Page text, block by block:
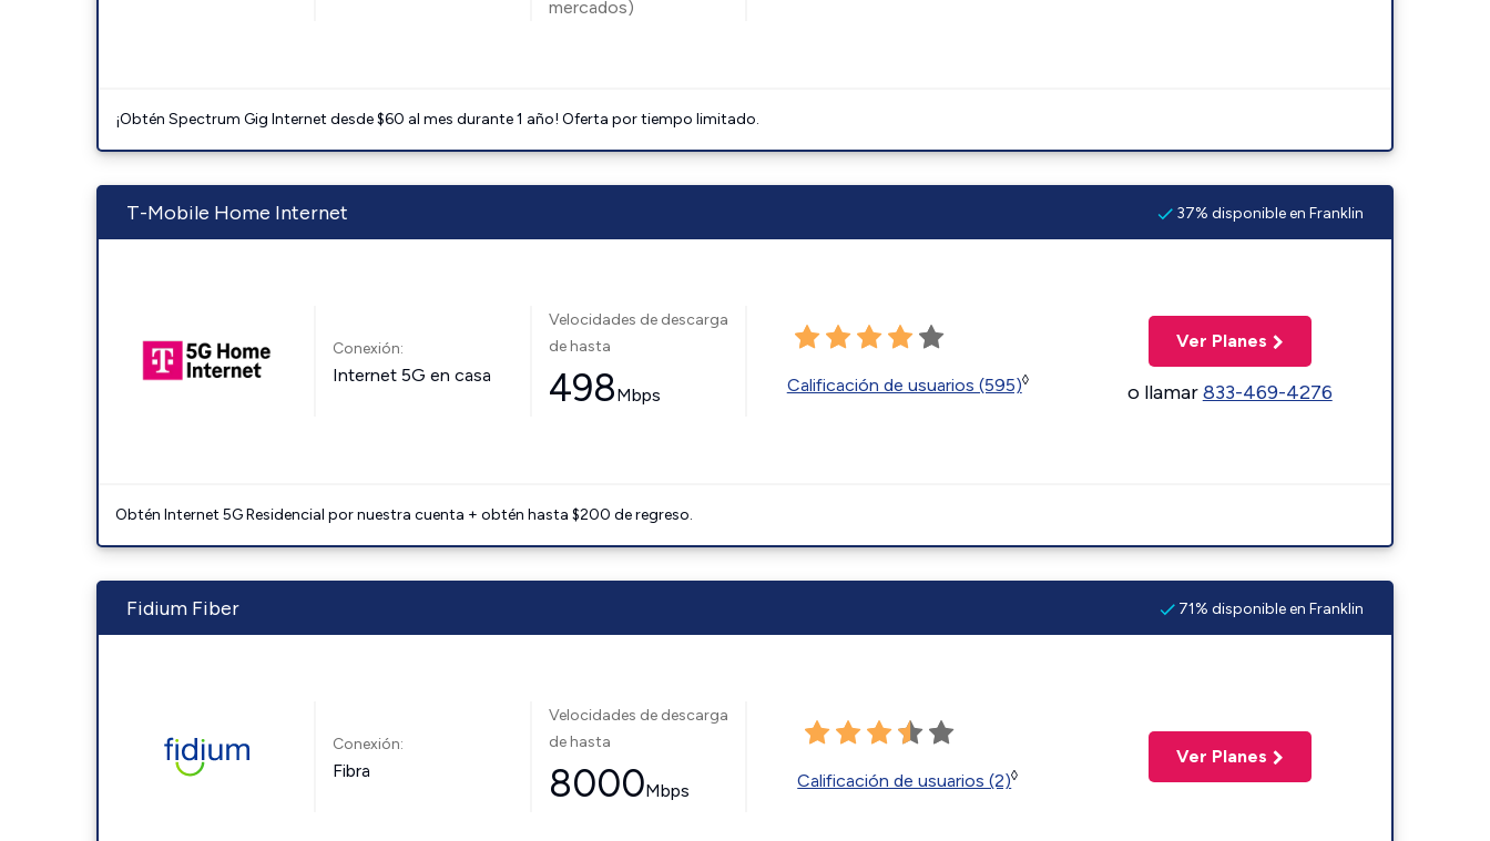
mercados)
¡Obtén Spectrum Gig Internet desde $60 al mes durante 1 año! Oferta por tiempo limitado.
T-Mobile Home Internet 37% disponible en Franklin
Conexión:
Internet 5G en casa
Velocidades de descarga
de hasta
498Mbps Calificación de usuarios (595)◊
Ver Planes
o llamar833-469-4276
Obtén Internet 5G Residencial por nuestra cuenta + obtén hasta $200 de regreso.
Fidium Fiber 71% disponible en Franklin
Conexión:
Fibra
Velocidades de descarga
de hasta
8000Mbps Calificación de usuarios (2)◊
Ver Planes